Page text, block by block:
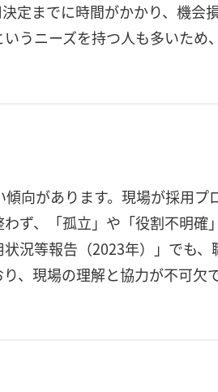
定までに時間がかかり、機会
うニーズを持つ人も多いため、
向があります。現場が採用プ
ず、「孤立」や「役割不明確」
況等報告（2023年）」でも、
、現場の理解と協力が不可欠